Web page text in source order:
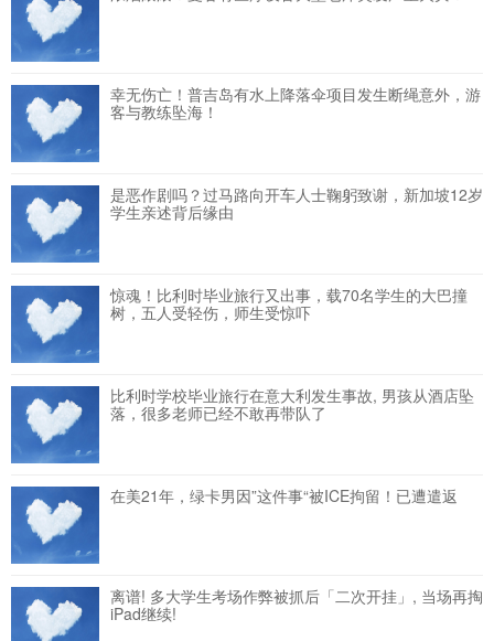
幸无伤亡！普吉岛有水上降落伞项目发生断绳意外，游
客与教练坠海！
是恶作剧吗？过马路向开车人士鞠躬致谢，新加坡12岁
学生亲述背后缘由
惊魂！比利时毕业旅行又出事，载70名学生的大巴撞
树，五人受轻伤，师生受惊吓
比利时学校毕业旅行在意大利发生事故, 男孩从酒店坠
落，很多老师已经不敢再带队了
在美21年，绿卡男因”这件事“被ICE拘留！已遭遣返
离谱! 多大学生考场作弊被抓后「二次开挂」, 当场再掏
iPad继续!